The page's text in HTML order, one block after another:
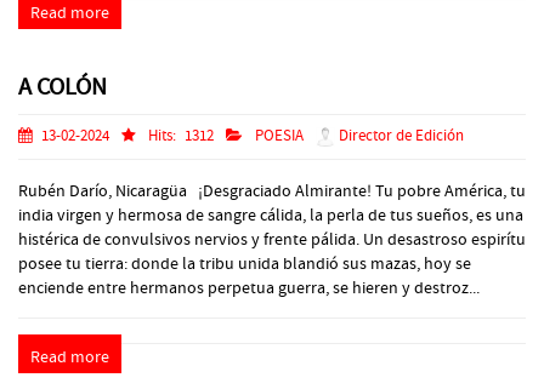
Read more
A COLÓN
13-02-2024 Hits: 1312 POESIA Director de Edición
Rubén Darío, Nicaragüa ¡Desgraciado Almirante! Tu pobre América, tu
india virgen y hermosa de sangre cálida, la perla de tus sueños, es una
histérica de convulsivos nervios y frente pálida. Un desastroso espirítu
posee tu tierra: donde la tribu unida blandió sus mazas, hoy se
enciende entre hermanos perpetua guerra, se hieren y destroz...
Read more